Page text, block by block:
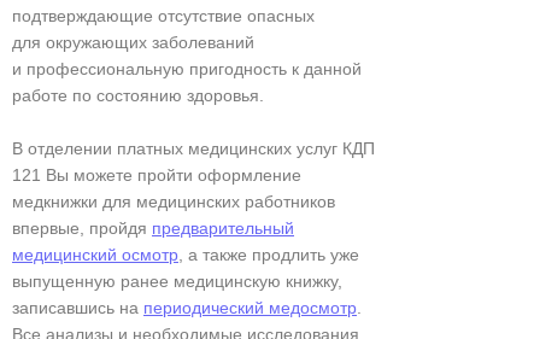
подтверждающие отсутствие опасных
для окружающих заболеваний
и профессиональную пригодность к данной
работе по состоянию здоровья.
В отделении платных медицинских услуг КДП
121 Вы можете пройти оформление
медкнижки для медицинских работников
впервые, пройдя предварительный
медицинский осмотр , а также продлить уже
выпущенную ранее медицинскую книжку,
записавшись на периодический медосмотр
Все анализы и необходимые исследования